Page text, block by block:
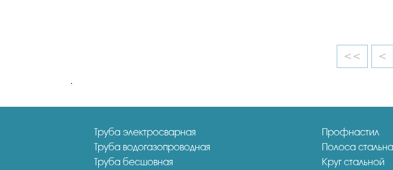
<< <
.
Труба электросварная
Труба водогазопроводная
Труба бесшовная
Профнастил
Полоса
Круг стальной